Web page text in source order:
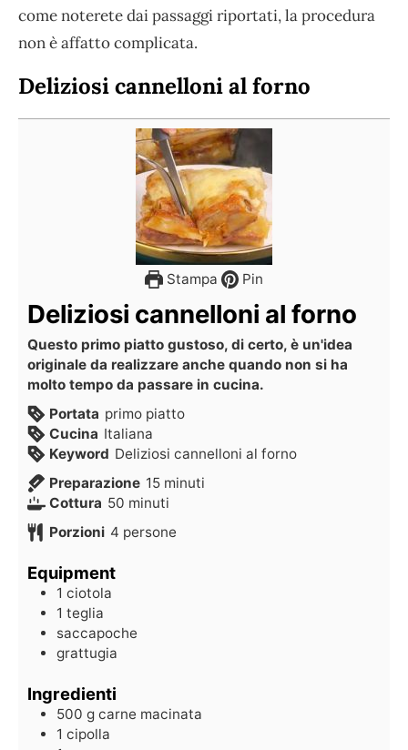
come noterete dai passaggi riportati, la procedura
non è affatto complicata.
Deliziosi cannelloni al forno
Stampa Pin
Deliziosi cannelloni al forno
Questo primo piatto gustoso, di certo, è un'idea
originale da realizzare anche quando non si ha
molto tempo da passare in cucina.
Portata primo piatto
Cucina Italiana
Keyword Deliziosi cannelloni al forno
Preparazione 15 minuti
Cottura 50 minuti
Porzioni 4 persone
Equipment
1 ciotola
1 teglia
saccapoche
grattugia
Ingredienti
500 g carne macinata
1 cipolla